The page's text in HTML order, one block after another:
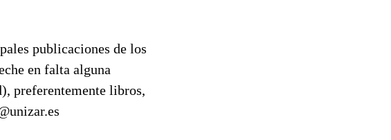
publicaciones de los
en falta alguna
preferentemente libros,